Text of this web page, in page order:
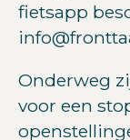
fietsapp
Onderweg
voor een